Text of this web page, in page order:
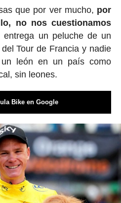
que por ver mucho, por
no nos cuestionamos
entrega un peluche de un
Tour de Francia y nadie
león en un país como
sin leones.
Bike en Google